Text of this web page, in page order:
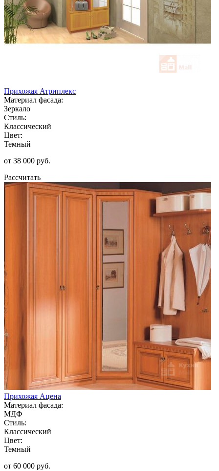
Прихожая Атриплекс
Материал фасада:
Зеркало
Стиль:
Классический
Цвет:
Темный
от 38 000 руб.
Рассчитать
Прихожая Ацена
Материал фасада:
МДФ
Стиль:
Классический
Цвет:
Темный
от 60 000 руб.